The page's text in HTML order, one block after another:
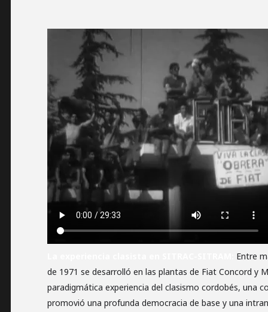
Entre
de 1971 se desarrolló en las plantas de Fiat Concord y
paradigmática experiencia del clasismo cordobés, una
promovió una profunda democracia de base y una